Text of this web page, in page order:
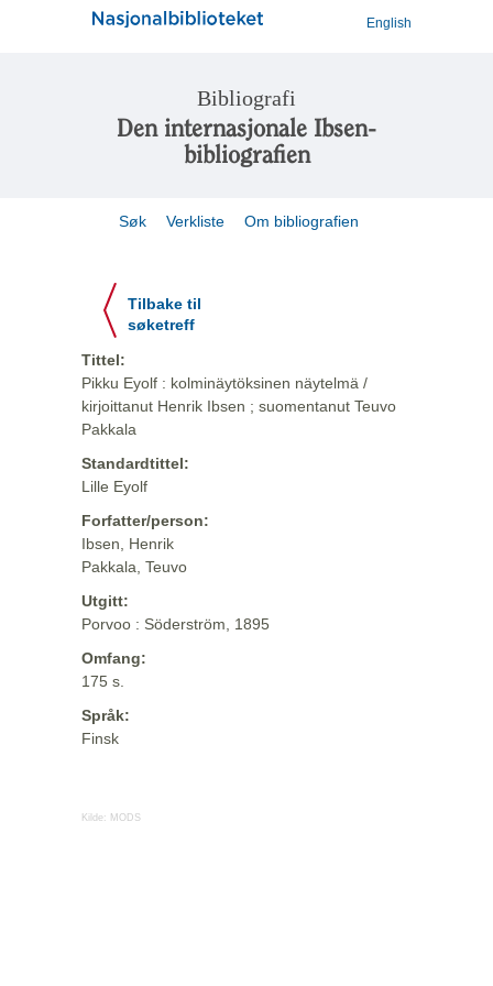
English
Bibliografi
Den internasjonale Ibsen-
bibliografien
Søk Verkliste Om bibliografien
Tilbake til
søketreff
Tittel:
Pikku Eyolf : kolminäytöksinen näytelmä /
kirjoittanut Henrik Ibsen ; suomentanut Teuvo
Pakkala
Standardtittel:
Lille Eyolf
Forfatter/person:
Ibsen, Henrik
Pakkala, Teuvo
Utgitt:
Porvoo : Söderström, 1895
Omfang:
175 s.
Språk:
Finsk
Kilde: MODS